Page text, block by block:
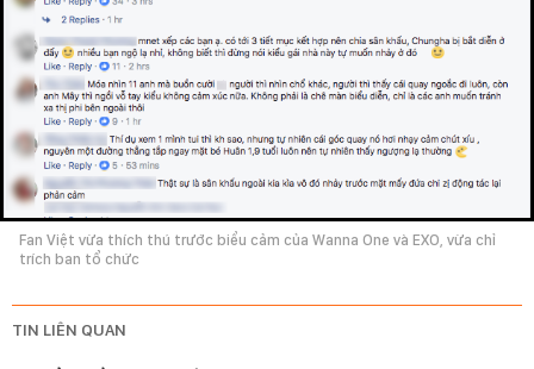
Fan Việt vừa thích thú trước biểu cảm của Wanna One và EXO, vừa chỉ
trích ban tổ chức
TIN LIÊN QUAN